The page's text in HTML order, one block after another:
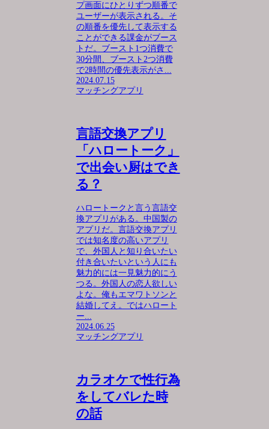
プ画面にひとりずつ順番で
ユーザーが表示される。そ
の順番を優先して表示する
ことができる課金がブース
トだ。ブースト1つ消費で
30分間、ブースト2つ消費
で2時間の優先表示がさ...
2024.07.15
マッチングアプリ
言語交換アプリ
「ハロートーク」
で出会い厨はでき
る？
ハロートークと言う言語交
換アプリがある。中国製の
アプリだ。言語交換アプリ
では知名度の高いアプリ
で、外国人と知り合いたい
付き合いたいという人にも
魅力的には一見魅力的にう
つる。外国人の恋人欲しい
よな。俺もエマワトソンと
結婚してえ。ではハロート
ー...
2024.06.25
マッチングアプリ
カラオケで性行為
をしてバレた時
の話